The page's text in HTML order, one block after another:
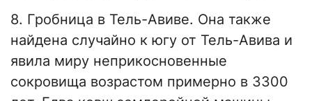
8. Гробница в Тель-Авиве. Она также
найдена случайно к югу от Тель-Авива и
явила миру неприкосновенные
сокровища возрастом примерно в 3300